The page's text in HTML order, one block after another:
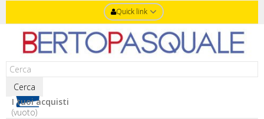
Quick link
Cerca
I tuoi acquisti
(vuoto)